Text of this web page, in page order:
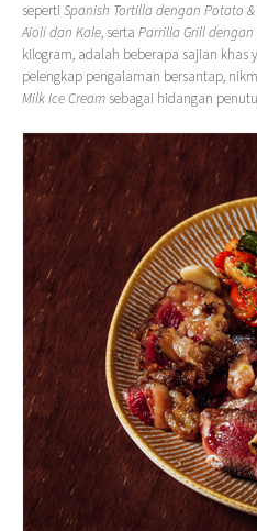
seperti Spanish Tortilladengan Potato
Aioli dan Kale, serta Parrilla Grill dengan
kilogram, adalah beberapa sajian
pelengkap pengalaman bersantap,
Milk Ice Cream sebagai hidangan